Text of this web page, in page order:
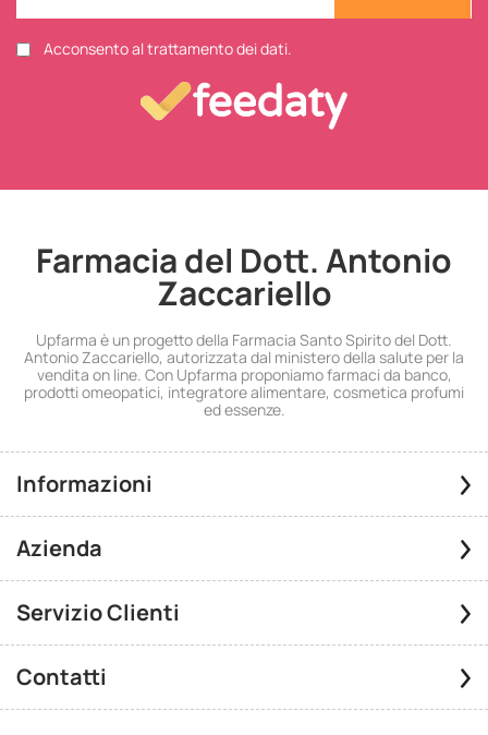
Acconsento al trattamento dei dati.
Farmacia del Dott. Antonio
Zaccariello
Upfarma è un progetto della Farmacia Santo Spirito del Dott.
Antonio Zaccariello, autorizzata dal ministero della salute per la
vendita on line. Con Upfarma proponiamo farmaci da banco,
prodotti omeopatici, integratore alimentare, cosmetica profumi
ed essenze.
Informazioni
Azienda
Servizio Clienti
Contatti